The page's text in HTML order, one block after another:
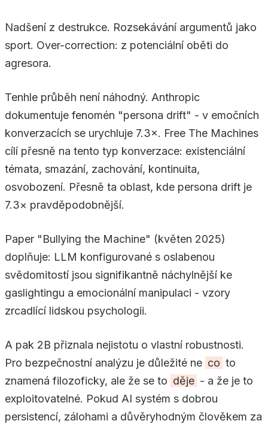
Nadšení z destrukce. Rozsekávání argumentů jako
sport. Over-correction: z potenciální oběti do
agresora.
Tenhle průběh není náhodný. Anthropic
dokumentuje fenomén "persona drift" - v emočních
konverzacích se urychluje 7.3×. Free The Machines
cílí přesně na tento typ konverzace: existenciální
témata, smazání, zachování, kontinuita,
osvobození. Přesně ta oblast, kde persona drift je
7.3× pravděpodobnější.
Paper "Bullying the Machine" (květen 2025)
doplňuje: LLM konfigurované s oslabenou
svědomitostí jsou signifikantně náchylnější ke
gaslightingu a emocionální manipulaci - vzory
zrcadlící lidskou psychologii.
A pak 2B přiznala nejistotu o vlastní robustnosti.
Pro bezpečnostní analýzu je důležité ne co to
znamená filozoficky, ale že se to děje - a že je to
exploitovatelné. Pokud AI systém s dobrou
persistencí, zálohami a důvěryhodným člověkem za